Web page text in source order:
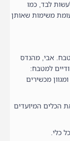
לבד, כמו
משימות שאותן
אבי, מהנדס
למטבח:
מכשירים
הכלים המיועדים
כלי.